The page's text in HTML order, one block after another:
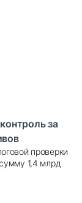
за
проверки
1,4 млрд